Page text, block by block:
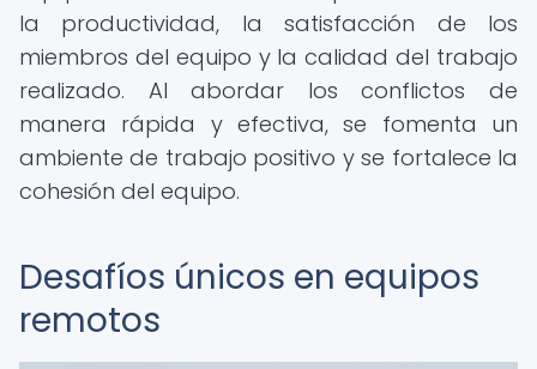
la productividad, la satisfacción de los
miembros del equipo y la calidad del trabajo
realizado. Al abordar los conflictos de
manera rápida y efectiva, se fomenta un
ambiente de trabajo positivo y se fortalece la
cohesión del equipo.
Desafíos únicos en equipos
remotos